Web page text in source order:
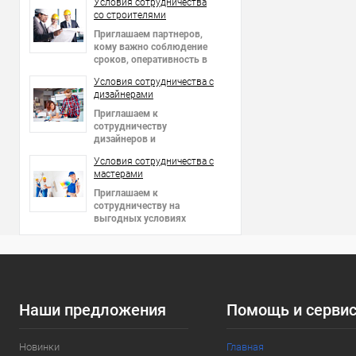
Условия сотрудничества
со строителями
Приглашаем партнеров,
кому важно соблюдение
сроков, оперативность в
гибкие цены!
Условия сотрудничества c
дизайнерами
Приглашаем к
сотрудничеству
дизайнеров и
предоставляем скидки!
Условия сотрудничества c
мастерами
Приглашаем к
сотрудничеству на
выгодных условиях
Наши предложения
Новинки
Помощь и
Главная